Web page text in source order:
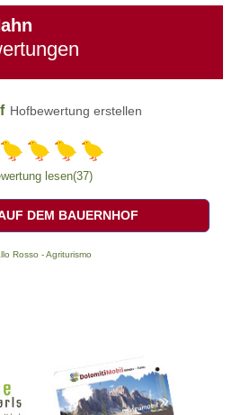
Hofbewertung erstellen
lesen(37)
DEM BAUERNHOF
Rosso - Agriturismo